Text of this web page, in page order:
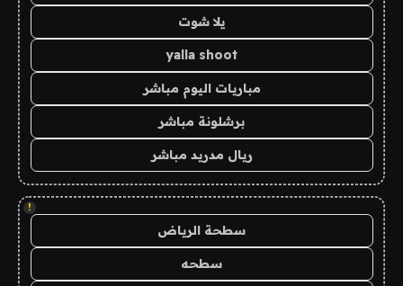
يلا شوت
yalla shoot
مباريات اليوم مباشر
برشلونة مباشر
ريال مدريد مباشر
!
سطحة الرياض
سطحه